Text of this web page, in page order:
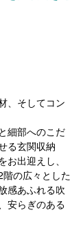
、そしてコン
細部へのこだ
る玄関収納
出迎えし、
の広々とした
感あふれる吹
安らぎのある